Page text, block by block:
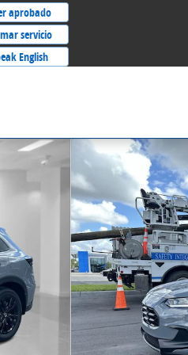
aprobado
servicio
English